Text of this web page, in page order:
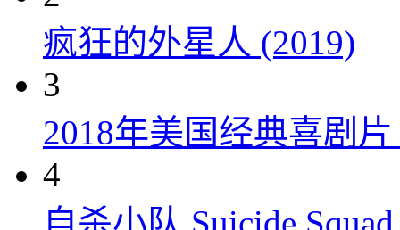
疯狂的外星人 (2019)
3
2018年美国经典喜剧
4